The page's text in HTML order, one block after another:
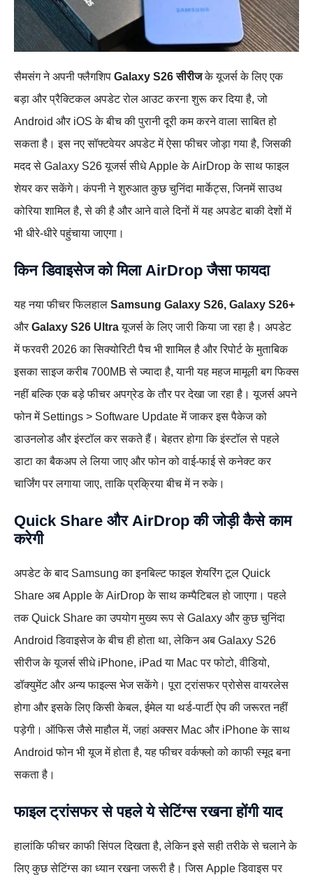
सैमसंग ने अपनी फ्लैगशिप Galaxy S26 सीरीजके यूजर्स के लिए एक
बड़ा और प्रैक्टिकल अपडेट रोल आउट करना शुरू कर दिया है, जो
Android और iOS के बीच की पुरानी दूरी कम करने वाला साबित हो
सकता है। इस नए सॉफ्टवेयर अपडेट में ऐसा फीचर जोड़ा गया है, जिसकी
मदद से Galaxy S26 यूजर्स सीधे Apple के AirDrop के साथ फाइल
शेयर कर सकेंगे। कंपनी ने शुरुआत कुछ चुनिंदा मार्केट्स, जिनमें साउथ
कोरिया शामिल है, से की है और आने वाले दिनों में यह अपडेट बाकी देशों में
भी धीरे‑धीरे पहुंचाया जाएगा।
किन डिवाइसेज को मिला AirDrop जैसा फायदा
यह नया फीचर फिलहाल Samsung Galaxy S26, Galaxy S26+
और Galaxy S26 Ultraयूजर्स के लिए जारी किया जा रहा है। अपडेट
में फरवरी 2026 का सिक्योरिटी पैच भी शामिल है और रिपोर्ट के मुताबिक
इसका साइज करीब 700MB से ज्यादा है, यानी यह महज मामूली बग फिक्स
नहीं बल्कि एक बड़े फीचर अपग्रेड के तौर पर देखा जा रहा है। यूजर्स अपने
फोन में Settings > Software Update में जाकर इस पैकेज को
डाउनलोड और इंस्टॉल कर सकते हैं। बेहतर होगा कि इंस्टॉल से पहले
डाटा का बैकअप ले लिया जाए और फोन को वाई‑फाई से कनेक्ट कर
चार्जिंग पर लगाया जाए, ताकि प्रक्रिया बीच में न रुके।
Quick Share और AirDrop की जोड़ी कैसे काम
करेगी
अपडेट के बाद Samsung का इनबिल्ट फाइल शेयरिंग टूल Quick
Share अब Apple के AirDrop के साथ कम्पैटिबल हो जाएगा। पहले
तक Quick Share का उपयोग मुख्य रूप से Galaxy और कुछ चुनिंदा
Android डिवाइसेज के बीच ही होता था, लेकिन अब Galaxy S26
सीरीज के यूजर्स सीधे iPhone, iPad या Mac पर फोटो, वीडियो,
डॉक्युमेंट और अन्य फाइल्स भेज सकेंगे। पूरा ट्रांसफर प्रोसेस वायरलेस
होगा और इसके लिए किसी केबल, ईमेल या थर्ड‑पार्टी ऐप की जरूरत नहीं
पड़ेगी। ऑफिस जैसे माहौल में, जहां अक्सर Mac और iPhone के साथ
Android फोन भी यूज में होता है, यह फीचर वर्कफ्लो को काफी स्मूद बना
सकता है।
फाइल ट्रांसफर से पहले ये सेटिंग्स रखना होंगी याद
हालांकि फीचर काफी सिंपल दिखता है, लेकिन इसे सही तरीके से चलाने के
लिए कुछ सेटिंग्स का ध्यान रखना जरूरी है। जिस Apple डिवाइस पर